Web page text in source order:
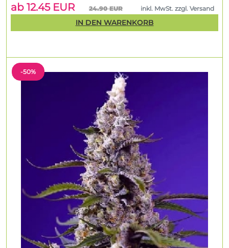
-50%
ab 12.45 EUR
24.90 EUR inkl. MwSt. zzgl. Versand
IN DEN WARENKORB